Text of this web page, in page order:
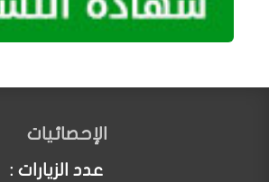
الإحصائيات
عدد الزيارات :